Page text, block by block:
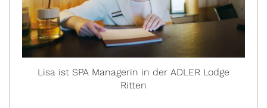
Lisa ist SPA Managerin in der ADLER Lodge
Ritten